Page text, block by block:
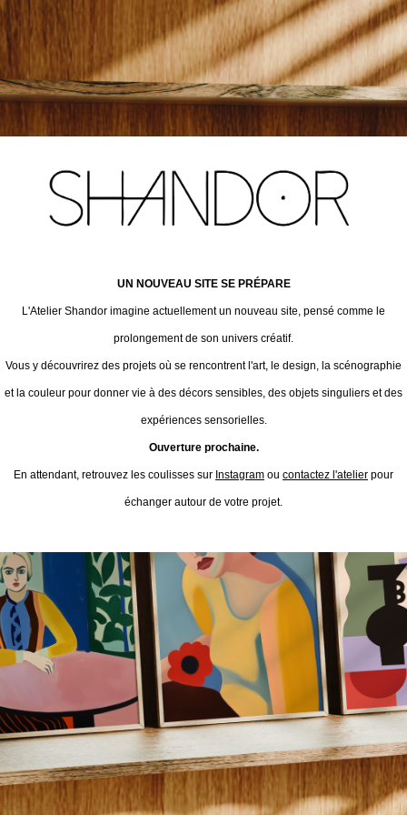
UN NOUVEAU SITE SE PRÉPARE
L'Atelier Shandor imagine actuellement un nouveau site, pensé comme le
prolongement de son univers créatif.
Vous y découvrirez des projets où se rencontrent l'art, le design, la scénographie
et la couleur pour donner vie à des décors sensibles, des objets singuliers et des
expériences sensorielles.
Ouverture prochaine.
En attendant, retrouvez les coulisses sur Instagram ou contactez l'atelier pour
échanger autour de votre projet.